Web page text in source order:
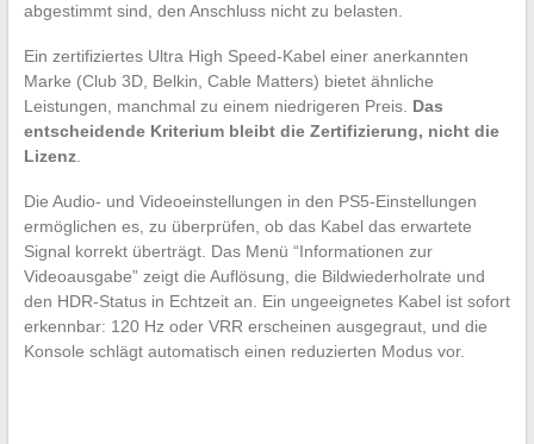
abgestimmt sind, den Anschluss nicht zu belasten.
Ein zertifiziertes Ultra High Speed-Kabel einer anerkannten
Marke (Club 3D, Belkin, Cable Matters) bietet ähnliche
Leistungen, manchmal zu einem niedrigeren Preis. Das
entscheidende Kriterium bleibt die Zertifizierung, nicht die
Lizenz.
Die Audio- und Videoeinstellungen in den PS5-Einstellungen
ermöglichen es, zu überprüfen, ob das Kabel das erwartete
Signal korrekt überträgt. Das Menü “Informationen zur
Videoausgabe” zeigt die Auflösung, die Bildwiederholrate und
den HDR-Status in Echtzeit an. Ein ungeeignetes Kabel ist sofort
erkennbar: 120 Hz oder VRR erscheinen ausgegraut, und die
Konsole schlägt automatisch einen reduzierten Modus vor.